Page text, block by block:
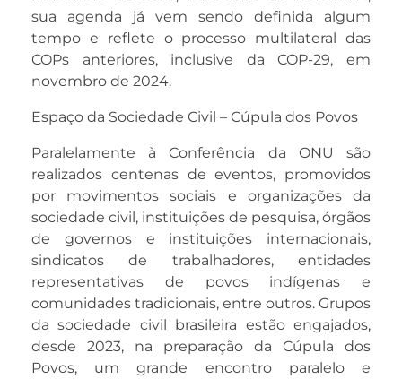
sua agenda já vem sendo definida algum
tempo e reflete o processo multilateral das
COPs anteriores, inclusive da COP-29, em
novembro de 2024.
Espaço da Sociedade Civil – Cúpula dos Povos
Paralelamente à Conferência da ONU são
realizados centenas de eventos, promovidos
por movimentos sociais e organizações da
sociedade civil, instituições de pesquisa, órgãos
de governos e instituições internacionais,
sindicatos de trabalhadores, entidades
representativas de povos indígenas e
comunidades tradicionais, entre outros. Grupos
da sociedade civil brasileira estão engajados,
desde 2023, na preparação da Cúpula dos
Povos, um grande encontro paralelo e